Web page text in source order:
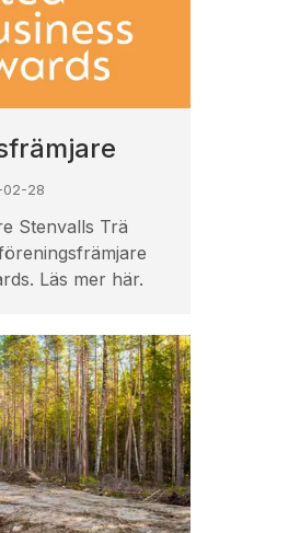
28
Stenvalls Trä
Läs mer här.